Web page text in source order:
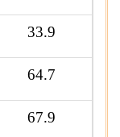
33.9
64.7
67.9